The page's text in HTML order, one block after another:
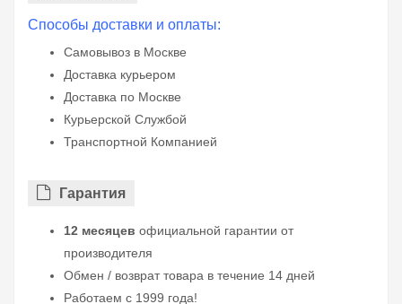
Способы доставки и оплаты:
Самовывоз в Москве
Доставка курьером
Доставка по Москве
Курьерской Службой
Транспортной Компанией
Гарантия
12 месяцев официальной гарантии от
производителя
Обмен / возврат товара в течение 14 дней
Работаем с 1999 года!